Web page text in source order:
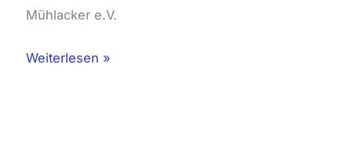
Mühlacker e.V.
Weiterlesen »